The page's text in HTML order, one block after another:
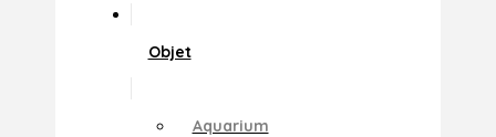
Objet
Aquarium